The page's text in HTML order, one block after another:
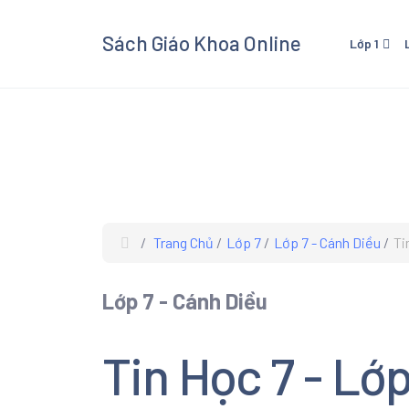
Sách Giáo Khoa Online Lớp 1
Xem
Trang Chủ Lớp 7 Lớp 7 - Cánh Diều
Lớp 7 - Cánh Diều
Tin Học 7 -